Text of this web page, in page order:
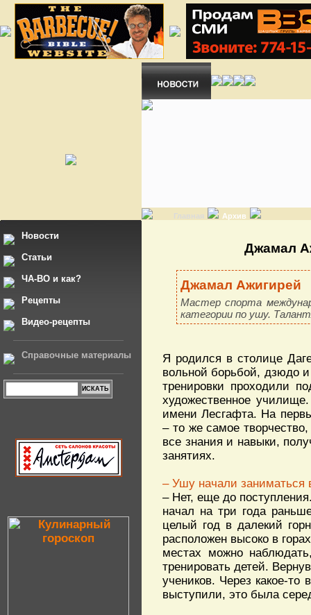
Главная Архив
Новости
Статьи
ЧА-ВО и как?
Рецепты
Видео-рецепты
Справочные материалы
Джамал
Джамал Ажигирей
Мастер спорта
категории по ушу.
Я родился в столице
вольной борьбой, дзюдо
тренировки проходили
художественное
имени Лесгафта. На
– то же самое
все знания и навыки,
занятиях.
– Ушу начали заниматься
– Нет, еще до
начал на три года
целый год в далекий
расположен высоко в
местах можно
тренировать детей.
учеников. Через какое-
выступили, это была